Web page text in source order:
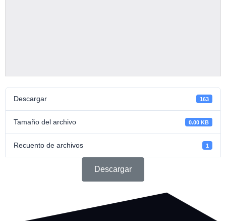
Descargar 163
Tamaño del archivo 0.00 KB
Recuento de archivos 1
Descargar